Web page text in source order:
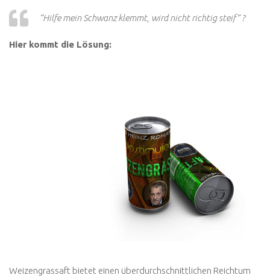
“Hilfe mein Schwanz klemmt, wird nicht richtig steif” ?
Hier kommt die Lösung:
Weizengrassaft bietet einen überdurchschnittlichen Reichtum